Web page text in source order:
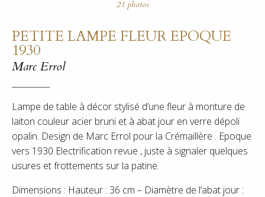
PETITE LAMPE FLEUR EPOQUE
1930
Marc Errol
Lampe de table à décor stylisé d’une fleur à monture de
laiton couleur acier bruni et à abat jour en verre dépoli
opalin. Design de Marc Errol pour la Crémaillère . Epoque
vers 1930 Electrification revue , juste à signaler quelques
usures et frottements sur la patine.
Dimensions : Hauteur : 36 cm – Diamètre de l’abat jour :